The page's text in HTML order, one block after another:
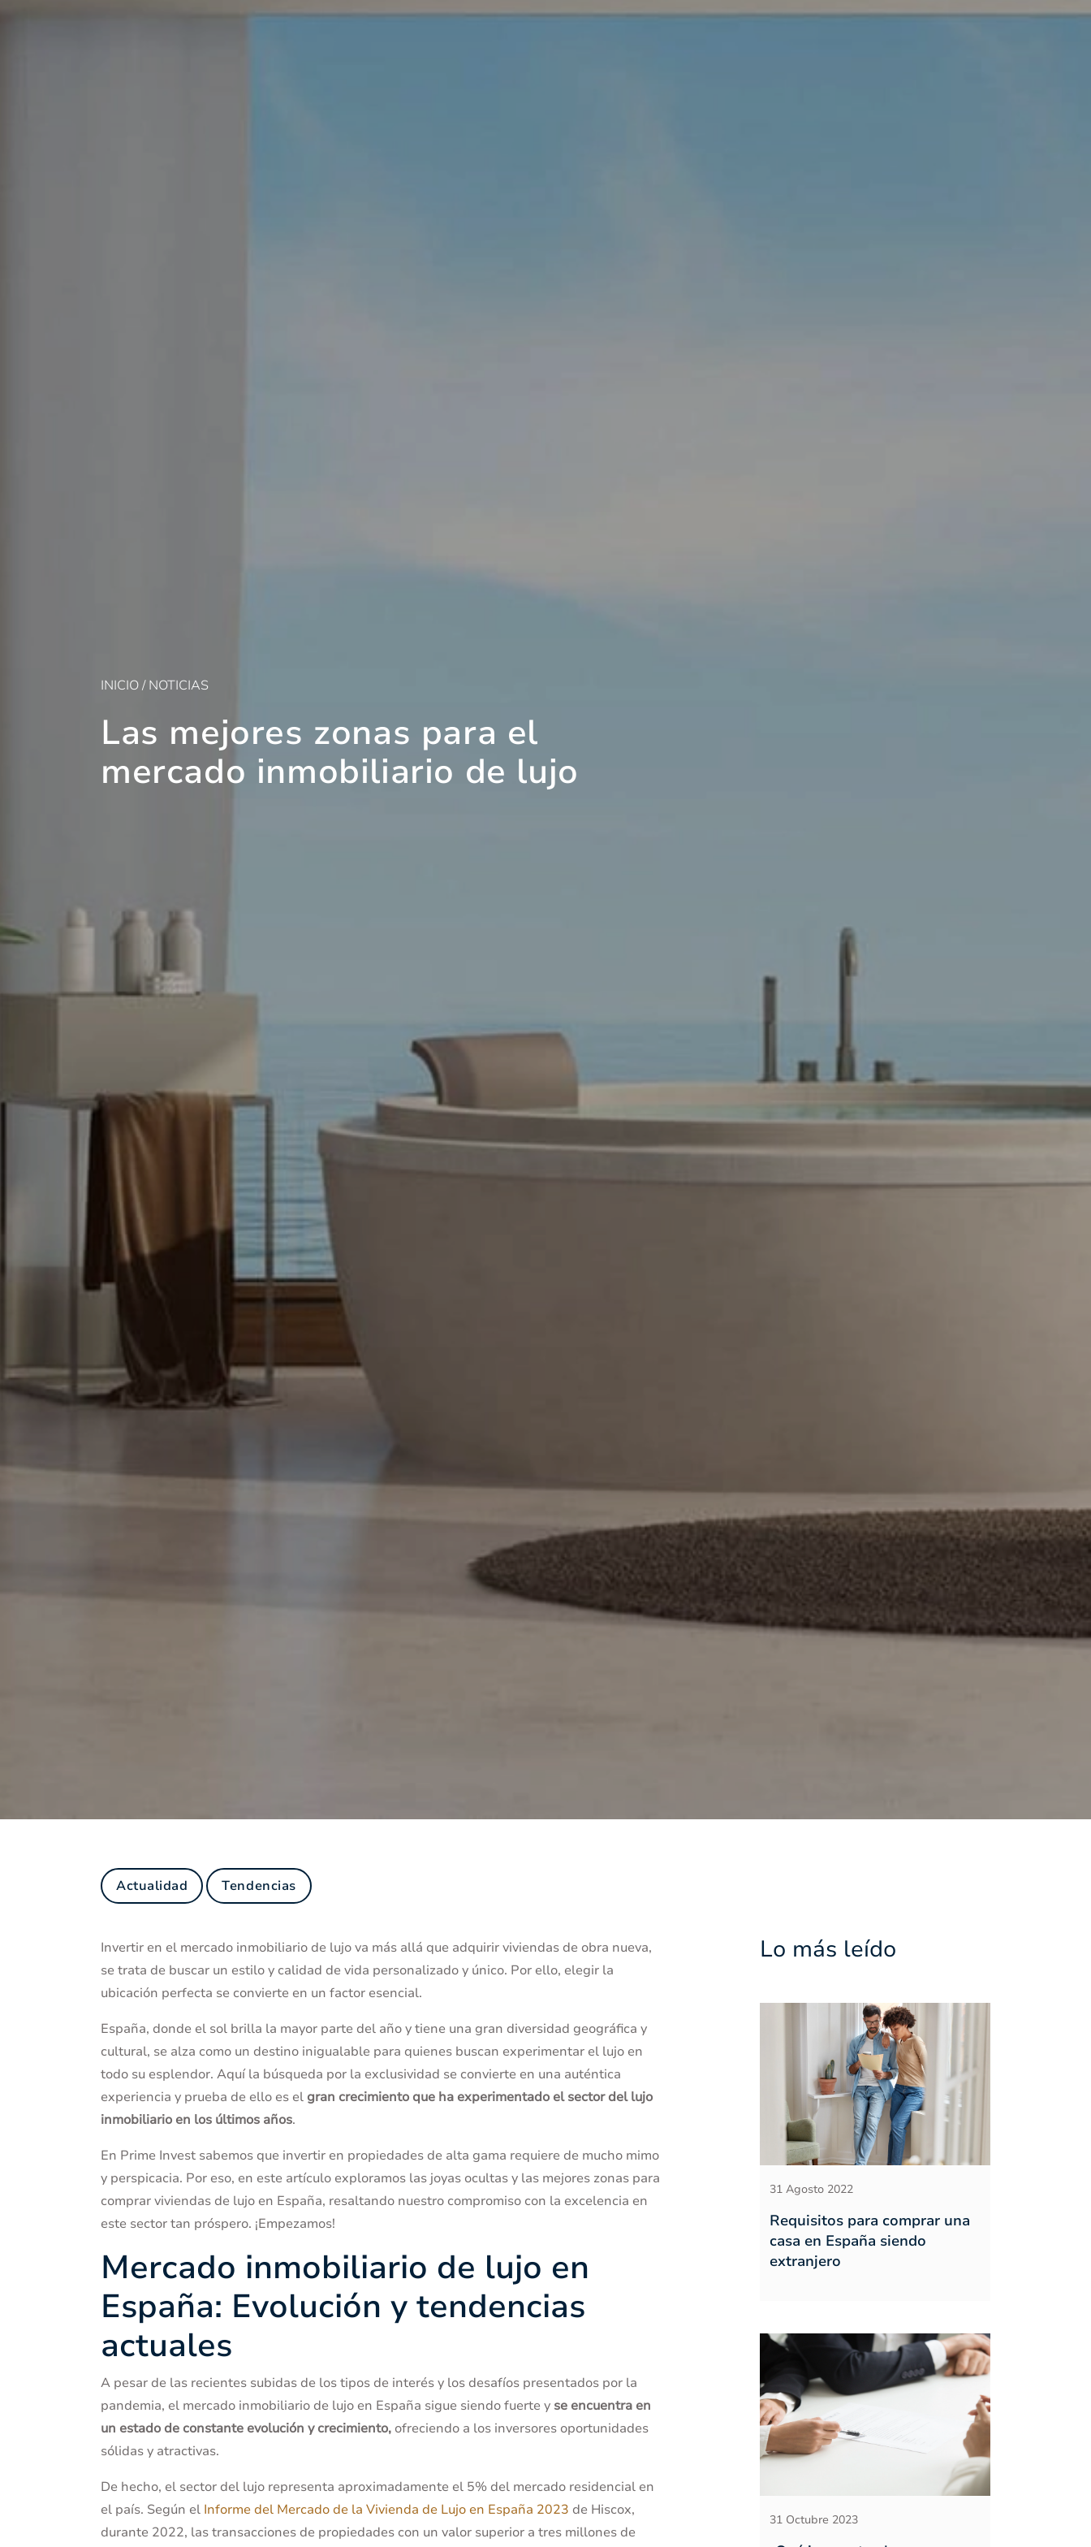
INICIO/ NOTICIAS
Las mejores zonas para el
mercado inmobiliario de lujo
Actualidad Tendencias
Invertir en el mercado inmobiliario de lujo va más allá que adquirir viviendas de obra nueva,
se trata de buscar un estilo y calidad de vida personalizado y único. Por ello, elegir la
ubicación perfecta se convierte en un factor esencial.
España, donde el sol brilla la mayor parte del año y tiene una gran diversidad geográfica y
cultural, se alza como un destino inigualable para quienes buscan experimentar el lujo en
todo su esplendor. Aquí la búsqueda por la exclusividad se convierte en una auténtica
experiencia y prueba de ello es el gran crecimiento que ha experimentado el sector del lujo
inmobiliario en los últimos años.
En Prime Invest sabemos que invertir en propiedades de alta gama requiere de mucho mimo
y perspicacia. Por eso, en este artículo exploramos las joyas ocultas y las mejores zonas para
comprar viviendas de lujo en España, resaltando nuestro compromiso con la excelencia en
este sector tan próspero. ¡Empezamos!
Mercado inmobiliario de lujo en
España: Evolución y tendencias
actuales
A pesar de las recientes subidas de los tipos de interés y los desafíos presentados por la
pandemia, el mercado inmobiliario de lujo en España sigue siendo fuerte y se encuentra en
un estado de constante evolución y crecimiento, ofreciendo a los inversores oportunidades
sólidas y atractivas.
De hecho, el sector del lujo representa aproximadamente el 5% del mercado residencial en
el país. Según el Informe del Mercado de la Vivienda de Lujo en España 2023 de Hiscox,
durante 2022, las transacciones de propiedades con un valor superior a tres millones de
Lo más leído
31 Agosto 2022
Requisitos para comprar una
casa en España siendo
extranjero
31 Octubre 2023